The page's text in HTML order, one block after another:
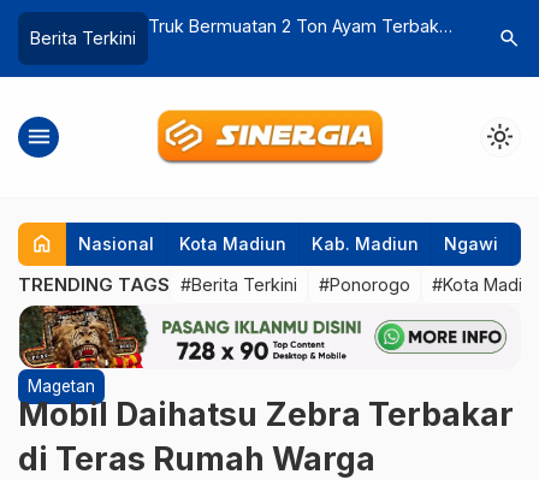
Berita Terkini
Ayam Terbakar Semangat Kebangkitan Nasional,
Anak Panti di Pacitan
Kejari
Capai
search
menu light_mode
home Nasional Kota Madiun Kab. Madiun Ngawi
TRENDING TAGS #Berita Terkini #Ponorogo #Kota
Magetan
Mobil Daihatsu Zebra Terbakar
di Teras Rumah Warga